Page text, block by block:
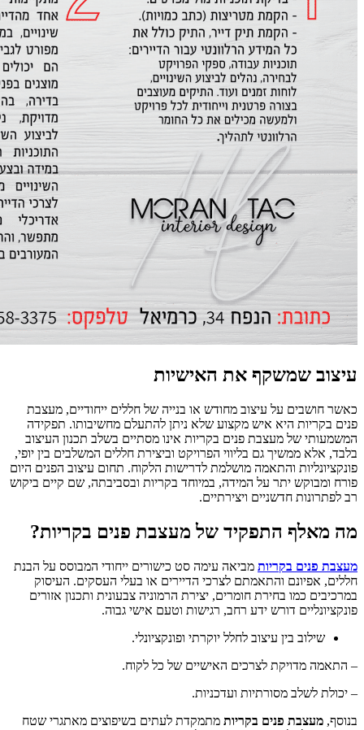
עיצוב שמשקף את האישיות
כאשר חושבים על עיצוב מחודש או בנייה של חללים ייחודיים, מעצבת
פנים בקריות היא איש מקצוע שלא ניתן להתעלם מחשיבותו. תפקידה
המשמעותי של מעצבת פנים בקריות אינו מסתיים בשלב תכנון העיצוב
בלבד, אלא ממשיך גם בליווי הפרויקט וביצירת חללים המשלבים בין יופי,
פונקציונליות והתאמה מושלמת לדרישות הלקוח. תחום עיצוב הפנים היום
פורח ומבוקש יתר על המידה, במיוחד בקריות ובסביבתה, שם קיים ביקוש
רב לפתרונות חדשניים ויצירתיים.
מה מאלף התפקיד של מעצבת פנים בקריות?
מעצבת פנים בקריות מביאה עימה סט כישורים ייחודי המבוסס על הבנת
חללים, אפיונם והתאמתם לצרכי הדיירים או בעלי העסקים. העיסוק
במרכיבים כמו בחירת חומרים, יצירת הרמוניה צבעונית ותכנון אזורים
פונקציונליים דורש ידע רחב, רגישות וטעם אישי גבוה.
שילוב בין עיצוב לחלל יוקרתי ופונקציונלי.
– התאמה מדויקת לצרכים האישיים של כל לקוח.
– יכולת לשלב מסורתיות ועדכניות.
בנוסף, מעצבת פנים בקריות מתמקדת לעתים בשיפוצים מאתגרי שטח